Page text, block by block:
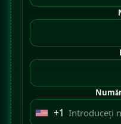
U +1